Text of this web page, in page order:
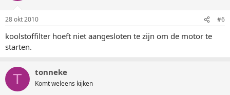
28 okt 2010 #6
koolstoffilter hoeft niet aangesloten te zijn om de motor te
starten.
T tonneke
Komt weleens kijken